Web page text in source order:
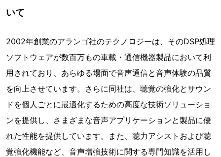
いて
2002年創業のアランゴ社のテクノロジーは、そのDSP処理
ソフトウェアが数百万もの車載・通信機器製品において利
用されており、あらゆる場面で音声通信と音声体験の品質
を向上させています。さらに同社は、聴覚の強化とサウン
ドを個人ごとに最適化するための高度な技術ソリューショ
ンを提供し、さまざまな音声アプリケーションと製品に優
れた性能を提供しています。また、聴力アシストおよび聴
覚強化機能など、音声増強技術に関する専門知識を活用し